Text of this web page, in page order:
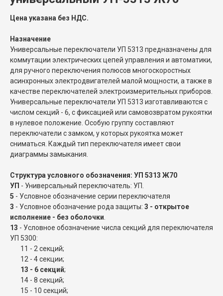
Цена указана без НДС.
Назначение
Универсальные переключатели УП 5313 предназначены для
коммутации электрических цепей управления и автоматики,
для ручного переключения полюсов многоскоростных
асинхронных электродвигателей малой мощности, а также в
качестве переключателей электроизмерительных приборов.
Универсальные переключатели УП 5313 изготавливаются с
числом секций - 6, с фиксацией или самовозвратом рукоятки
в нулевое положение. Особую группу составляют
переключатели с замком, у которых рукоятка может
сниматься. Каждый тип переключателя имеет свои
диаграммы замыкания.
Структура условного обозначения: УП 5313 Ж70
УП - Универсальный переключатель: УП.
5 - Условное обозначение серии переключателя
3 - Условное обозначение рода защиты: 3 - открытое
исполнение - без оболочки
13 - Условное обозначение числа секций для переключателя
УП 5300:
11 - 2 секций;
12 - 4 секции;
13 - 6 секций;
14 - 8 секций;
15 - 10 секций;